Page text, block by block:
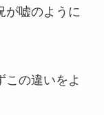
が嘘のように
この違いをよ